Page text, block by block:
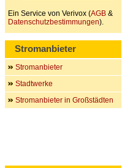
Ein Service von Verivox (AGB &
Datenschutzbestimmungen).
Stromanbieter
Stromanbieter
Stadtwerke
Stromanbieter in Großstädten